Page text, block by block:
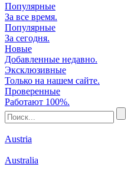
Популярные
За все время.
Популярные
За сегодня.
Новые
Добавленные недавно.
Эксклюзивные
Только на нашем сайте.
Проверенные
Работают 100%.
Austria
Australia